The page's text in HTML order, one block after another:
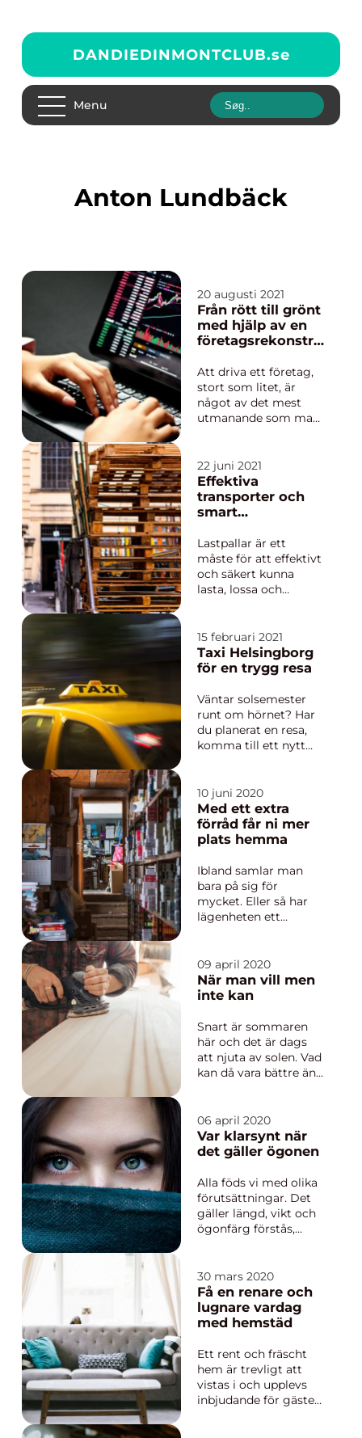
DANDIEDINMONTCLUB.se
Menu
Anton Lundbäck
20 augusti 2021
Från rött till grönt
med hjälp av en
företagsrekonstru
Att driva ett företag,
stort som litet, är
något av det mest
utmanande som man
är det nämligen en
enorm utmaning att
få tillvaron som
företaga...
22 juni 2021
Effektiva
transporter och
smart
lastpallar
Lastpallar är ett
måste för att effektivt
och säkert kunna
lasta, lossa och
och containerfartyg.
Inom hela EU och
även i stora delar av
sig av standardiserade
mått och särskilda
kvalitetsk...
15 februari 2021
Taxi Helsingborg
för en trygg resa
Väntar solsemester
runt om hörnet? Har
du planerat en resa,
komma till ett nytt
flygplats åker du
ifrån? Ofta får man
resa en bit för att ta
sig till flygplatsen. Vi
Sverige, men
dessvärre i...
10 juni 2020
Med ett extra
förråd får ni mer
plats hemma
Ibland samlar man
bara på sig för
mycket. Eller så har
lägenheten ett
men många av deras
saker finns fortfarande
kvar. Man skiljer sig
09 april 2020
När man vill men
inte kan
Snart är sommaren
här och det är dags
att njuta av solen. Vad
kan då vara bättre än
altan som är gjord för
mysiga stunder.
Kruxet kan vara att
06 april 2020
Var klarsynt när
det gäller ögonen
Alla föds vi med olika
förutsättningar. Det
gäller längd, vikt och
ögonfärg förstås,
kan du påverka
genom att leva sunt.
Att röra på sig, &aum...
30 mars 2020
Få en renare och
lugnare vardag
med hemstäd
Ett rent och fräscht
hem är trevligt att
vistas i och upplevs
inbjudande för gäster.